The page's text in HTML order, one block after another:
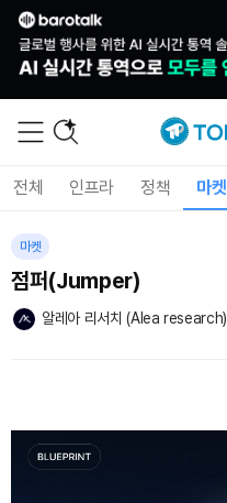
전체 인프라 정책 마켓
마켓
점퍼(Jumper)
알레아 리서치 (Alea research)